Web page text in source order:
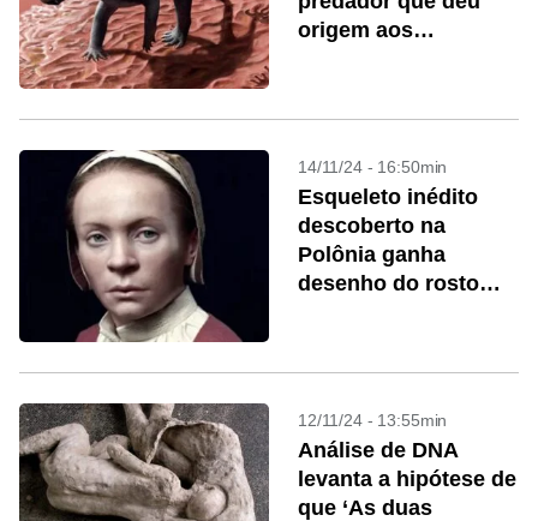
origem aos
14/11/24 - 16:50min
Esqueleto inédito
descoberto na
Polônia ganha
desenho do rosto
12/11/24 - 13:55min
Análise de DNA
levanta a hipótese de
que ‘As duas